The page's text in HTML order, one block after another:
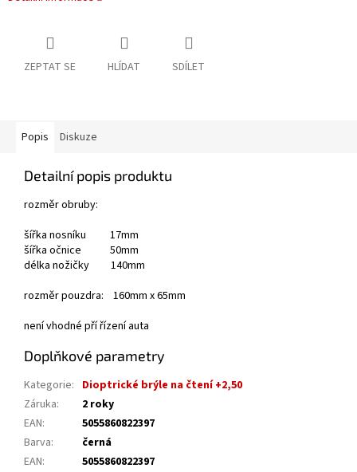
ZEPTAT SE HLÍDAT SDÍLET
Popis Diskuze
Detailní popis produktu
rozměr obruby:
šířka nosníku 17mm
šířka očnice 50mm
délka nožičky 140mm
rozměr pouzdra: 160mm x 65mm
není vhodné pří řízení auta
Doplňkové parametry
Kategorie: Dioptrické brýle na čtení +2,50
Záruka:
2 roky
EAN:
5055860822397
Barva:
černá
EAN:
5055860822397